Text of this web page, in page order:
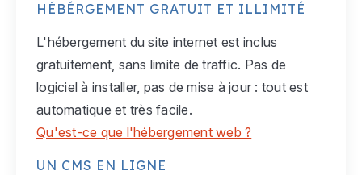
HÉBÉRGEMENT GRATUIT ET ILLIMITÉ
L'hébergement du site internet est inclus
gratuitement, sans limite de traffic. Pas de
logiciel à installer, pas de mise à jour : tout est
automatique et très facile.
Qu'est-ce que l'hébergement web ?
UN CMS EN LIGNE